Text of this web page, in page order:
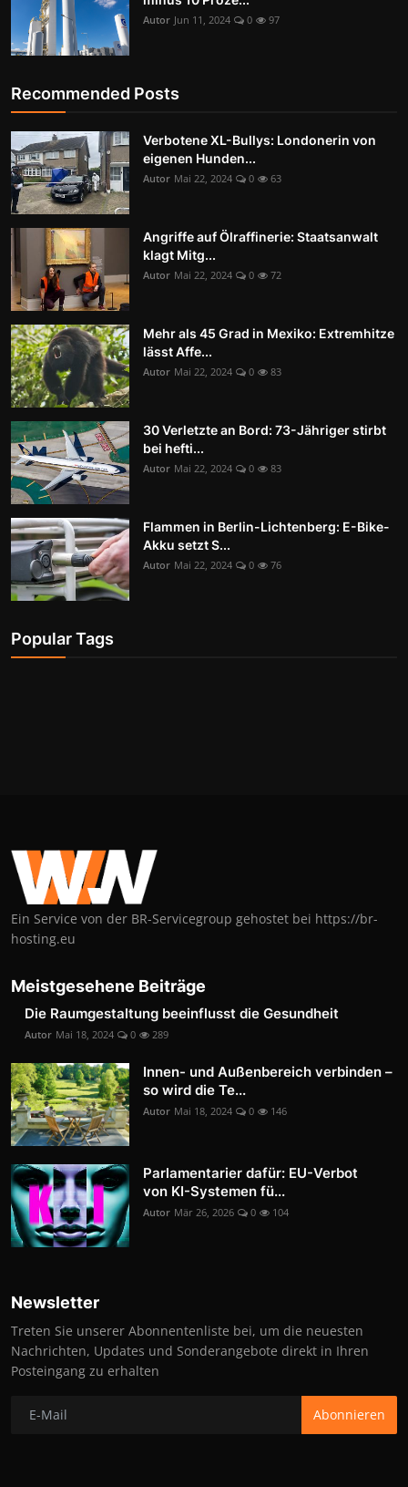
Autor Jun 11, 2024 0 97
Recommended Posts
Verbotene XL-Bullys: Londonerin von
eigenen Hunden...
Autor Mai 22, 2024 0 63
Angriffe auf Ölraffinerie: Staatsanwalt
klagt Mitg...
Autor Mai 22, 2024 0 72
Mehr als 45 Grad in Mexiko: Extremhitze
lässt Affe...
Autor Mai 22, 2024 0 83
30 Verletzte an Bord: 73-Jähriger stirbt
bei hefti...
Autor Mai 22, 2024 0 83
Flammen in Berlin-Lichtenberg: E-Bike-
Akku setzt S...
Autor Mai 22, 2024 0 76
Popular Tags
Ein Service von der BR-Servicegroup gehostet bei https://br-
hosting.eu
Meistgesehene Beiträge
Die Raumgestaltung beeinflusst die Gesundheit
Autor Mai 18, 2024 0 289
Innen- und Außenbereich verbinden –
so wird die Te...
Autor Mai 18, 2024 0 146
Parlamentarier dafür: EU-Verbot
von KI-Systemen fü...
Autor Mär 26, 2026 0 104
Newsletter
Treten Sie unserer Abonnentenliste bei, um die neuesten
Nachrichten, Updates und Sonderangebote direkt in Ihren
Posteingang zu erhalten
Abonnieren